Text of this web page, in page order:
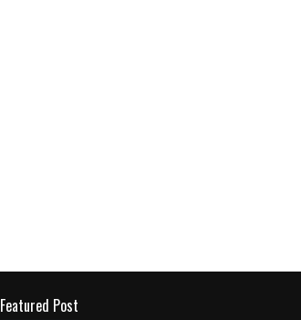
Featured Post